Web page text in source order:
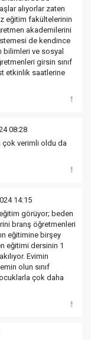
alıyorlar zaten
eğitim fakültelerinin
akademilerini
de kendince
bilimleri ve sosyal
girsin sınıf
etkinlik saatlerine
08:28
verimli oldu da
14:15
görüyor; beden
branş öğretmenleri
eğitimine birşey
eğitimi dersinin 1
Evimin
olun sınıf
çok daha